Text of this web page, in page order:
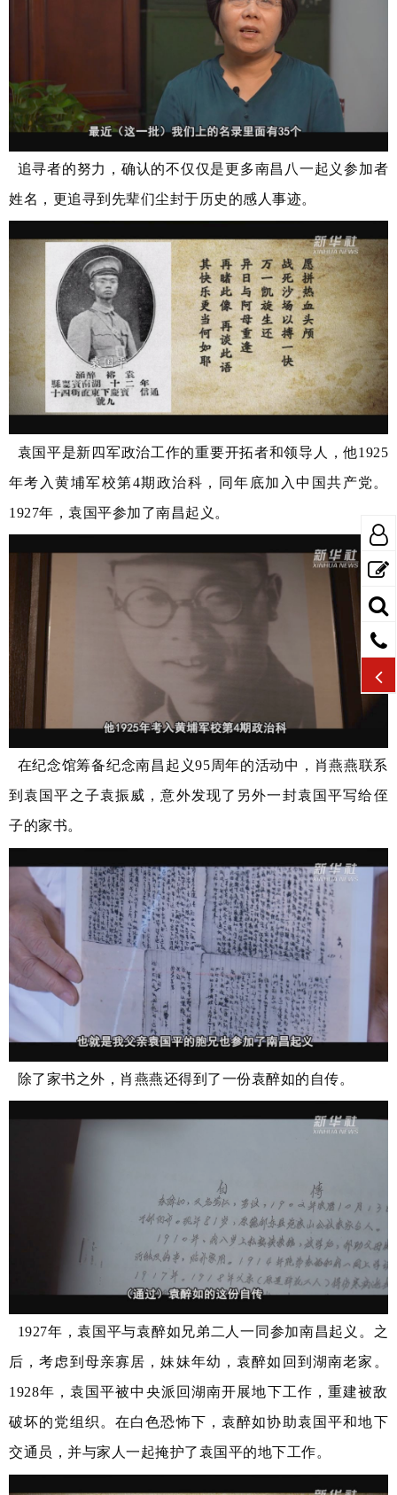
追寻者的努力，确认的不仅仅是更多南昌八一起义参加者
姓名，更追寻到先辈们尘封于历史的感人事迹。
袁国平是新四军政治工作的重要开拓者和领导人，他1925
年考入黄埔军校第4期政治科，同年底加入中国共产党。
1927年，袁国平参加了南昌起义。
在纪念馆筹备纪念南昌起义95周年的活动中，肖燕燕联系
到袁国平之子袁振威，意外发现了另外一封袁国平写给侄
子的家书。
除了家书之外，肖燕燕还得到了一份袁醉如的自传。
1927年，袁国平与袁醉如兄弟二人一同参加南昌起义。之
后，考虑到母亲寡居，妹妹年幼，袁醉如回到湖南老家。
1928年，袁国平被中央派回湖南开展地下工作，重建被敌
破坏的党组织。在白色恐怖下，袁醉如协助袁国平和地下
交通员，并与家人一起掩护了袁国平的地下工作。